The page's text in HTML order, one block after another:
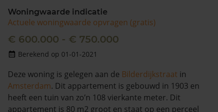
Woningwaarde indicatie
Actuele woningwaarde opvragen (gratis)
€ 600.000 - € 750.000
Berekend op 01-01-2021
Deze woning is gelegen aan de Bilderdijkstraat in
Amsterdam. Dit appartement is gebouwd in 1903 en
heeft een tuin van zo’n 108 vierkante meter. Dit
appartement is 80 m2 groot en staat op een perceel